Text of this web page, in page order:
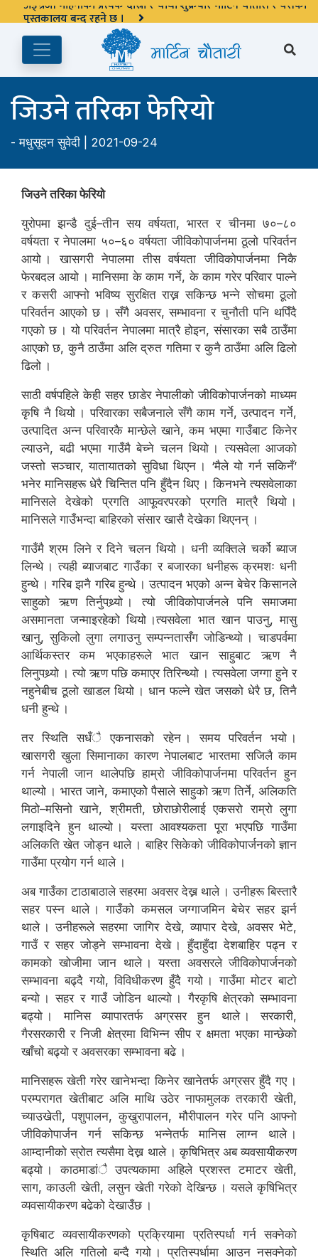
अङ्ग्रेजी महिनाको प्रत्येक दोस्रो र चौथो शुक्रबार मार्टिन चौतारी र यसको
पुस्तकालय बन्द रहने छ ।
जिउने तरिका फेरियो
-मधुसूदन सुवेदी | 2021-09-24
जिउने तरिका फेरियो
युरोपमा झन्डै दुई–तीन सय वर्षयता, भारत र चीनमा ७०–८०
वर्षयता र नेपालमा ५०–६० वर्षयता जीविकोपार्जनमा ठूलो परिवर्तन
आयो । खासगरी नेपालमा तीस वर्षयता जीविकोपार्जनमा निकै
फेरबदल आयो । मानिसमा के काम गर्ने, के काम गरेर परिवार पाल्ने
र कसरी आफ्नो भविष्य सुरक्षित राख्न सकिन्छ भन्ने सोचमा ठूलो
परिवर्तन आएको छ । सँगै अवसर, सम्भावना र चुनौती पनि थपिँदै
गएको छ । यो परिवर्तन नेपालमा मात्रै होइन, संसारका सबै ठाउँमा
आएको छ, कुनै ठाउँमा अलि द्रुत गतिमा र कुनै ठाउँमा अलि ढिलो
ढिलो ।
साठी वर्षपहिले केही सहर छाडेर नेपालीको जीविकोपार्जनको माध्यम
कृषि नै थियो । परिवारका सबैजनाले सँगै काम गर्ने, उत्पादन गर्ने,
उत्पादित अन्न परिवारकै मान्छेले खाने, कम भएमा गाउँबाट किनेर
ल्याउने, बढी भएमा गाउँमै बेच्ने चलन थियो । त्यसवेला आजको
जस्तो सञ्चार, यातायातको सुविधा थिएन । ‘मैले यो गर्न सकिनँ’
भनेर मानिसहरू धेरै चिन्तित पनि हुँदैन थिए । किनभने त्यसवेलाका
मानिसले देखेको प्रगति आफूवरपरको प्रगति मात्रै थियो ।
मानिसले गाउँभन्दा बाहिरको संसार खासै देखेका थिएनन् ।
गाउँमै श्रम लिने र दिने चलन थियो । धनी व्यक्तिले चर्को ब्याज
लिन्थे । त्यही ब्याजबाट गाउँका र बजारका धनीहरू क्रमशः धनी
हुन्थे । गरिब झनै गरिब हुन्थे । उत्पादन भएको अन्न बेचेर किसानले
साहुको ऋण तिर्नुपथ्र्यो । त्यो जीविकोपार्जनले पनि समाजमा
असमानता जन्माइरहेको थियो ।त्यसवेला भात खान पाउनु, मासु
खानु, सुकिलो लुगा लगाउनु सम्पन्नतासँग जोडिन्थ्यो । चाडपर्वमा
आर्थिकस्तर कम भएकाहरूले भात खान साहुबाट ऋण नै
लिनुपथ्र्यो । त्यो ऋण पछि कमाएर तिरिन्थ्यो । त्यसवेला जग्गा हुने र
नहुनेबीच ठूलो खाडल थियो । धान फल्ने खेत जसको धेरै छ, तिनै
धनी हुन्थे ।
तर स्थिति सधँै एकनासको रहेन । समय परिवर्तन भयो ।
खासगरी खुला सिमानाका कारण नेपालबाट भारतमा सजिलै काम
गर्न नेपाली जान थालेपछि हाम्रो जीविकोपार्जनमा परिवर्तन हुन
थाल्यो । भारत जाने, कमाएकोे पैसाले साहुको ऋण तिर्ने, अलिकति
मिठो–मसिनो खाने, श्रीमती, छोराछोरीलाई एकसरो राम्रो लुगा
लगाइदिने हुन थाल्यो । यस्ता आवश्यकता पूरा भएपछि गाउँमा
अलिकति खेत जोड्न थाले । बाहिर सिकेको जीविकोपार्जनको ज्ञान
गाउँमा प्रयोग गर्न थाले ।
अब गाउँका टाठाबाठाले सहरमा अवसर देख्न थाले । उनीहरू बिस्तारै
सहर पस्न थाले । गाउँको कमसल जग्गाजमिन बेचेर सहर झर्न
थाले । उनीहरूले सहरमा जागिर देखे, व्यापार देखे, अवसर भेटे,
गाउँ र सहर जोड्ने सम्भावना देखे । हुँदाहुँदा देशबाहिर पढ्न र
कामको खोजीमा जान थाले । यस्ता अवसरले जीविकोपार्जनको
सम्भावना बढ्दै गयो, विविधीकरण हुँदै गयो । गाउँमा मोटर बाटो
बन्यो । सहर र गाउँ जोडिन थाल्यो । गैरकृषि क्षेत्रको सम्भावना
बढ्यो । मानिस व्यापारतर्फ अग्रसर हुन थाले । सरकारी,
गैरसरकारी र निजी क्षेत्रमा विभिन्न सीप र क्षमता भएका मान्छेको
खाँचो बढ्यो र अवसरका सम्भावना बढे ।
मानिसहरू खेती गरेर खानेभन्दा किनेर खानेतर्फ अग्रसर हुँदै गए ।
परम्परागत खेतीबाट अलि माथि उठेर नाफामुलक तरकारी खेती,
च्याउखेती, पशुपालन, कुखुरापालन, मौरीपालन गरेर पनि आफ्नो
जीविकोपार्जन गर्न सकिन्छ भन्नेतर्फ मानिस लाग्न थाले ।
आम्दानीको स्रोत त्यसैमा देख्न थाले । कृषिभित्र अब व्यवसायीकरण
बढ्यो । काठमाडांै उपत्यकामा अहिले प्रशस्त टमाटर खेती,
साग, काउली खेती, लसुन खेती गरेको देखिन्छ । यसले कृषिभित्र
व्यवसायीकरण बढेको देखाउँछ ।
कृषिबाट व्यवसायीकरणको प्रक्रियामा प्रतिस्पर्धा गर्न सक्नेको
स्थिति अलि गतिलो बन्दै गयो । प्रतिस्पर्धामा आउन नसक्नेको